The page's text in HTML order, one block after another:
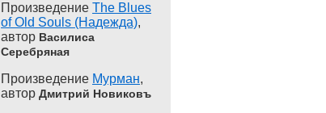
Произведение The Blues
of Old Souls (Надежда),
автор Василиса
Серебряная
Произведение Мурман,
автор Дмитрий Новиковъ